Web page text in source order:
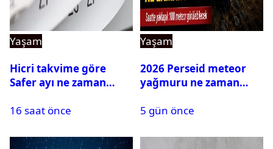
Yaşam
Hicri takvime göre
Safer ayı ne zaman
16 saat önce
Yaşam
2026 Perseid meteor
yağmuru ne zaman
5 gün önce